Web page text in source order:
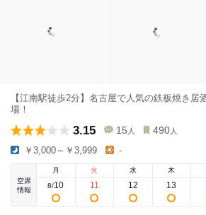
【江南駅徒歩2分】名古屋で人気の鉄板焼き居
場！
3.15 15 人 490 人
￥3,000～￥3,999 -
空席
情報
月
8/10
火
11
水
12
木
13